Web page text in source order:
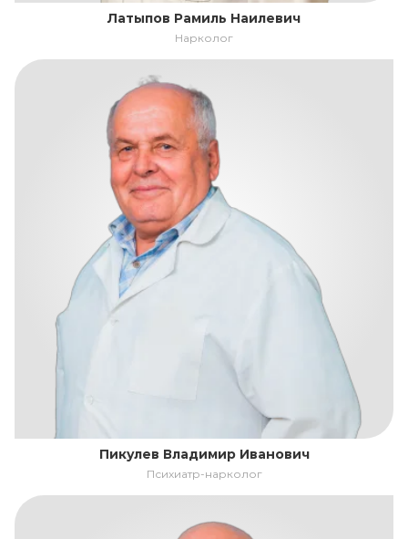
Латыпов Рамиль Наилевич
Нарколог
Пикулев Владимир Иванович
Психиатр-нарколог